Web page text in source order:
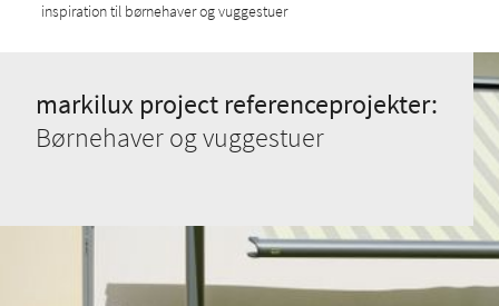
inspiration til børnehaver og vuggestuer
markilux project referenceprojekter:
Børnehaver og vuggestuer